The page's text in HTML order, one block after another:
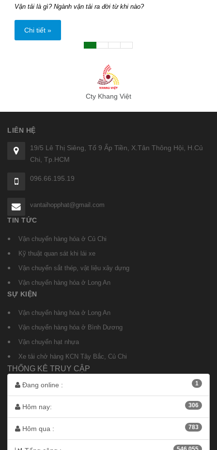
Vận tải là gì? Ngành vận tải ra đời từ khi nào?
Chi tiết »
Cty Khang Việt
LIÊN HỆ
19/5 Lê Thị Siêng, Tổ 9 Ấp Tiền, X.Tân Thông Hội, H.Củ
Chi, Tp.HCM
096.66.195.19
vantaihopphat@gmail.com
TIN TỨC
Vận chuyển hàng hóa ở Củ Chi
Kỹ thuật quan sát khi lái xe
Vận chuyển sắt thép, vật liệu xây dựng
Vận chuyển hàng hóa ở Long An
SỰ KIỆN
Vận chuyển hàng hóa ở Long An
Vận chuyển hàng hóa ở Bình Dương
Vận chuyển hạt nhựa
Xe tải chở hàng KCN Tây Bắc, Củ Chi
THỐNG KÊ TRUY CẬP
1
Đang online :
306
Hôm nay:
783
Hôm qua :